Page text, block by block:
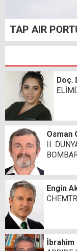
TAP AIR
Doç.
Osman
II.
Engin